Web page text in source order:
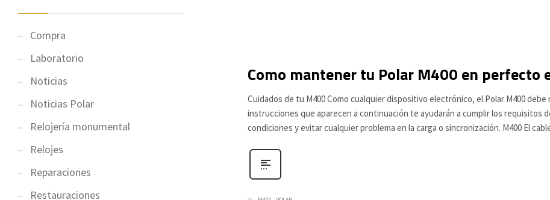
Como mantener tu Polar M400 en perfecto
Cuidados de tu M400 Como cualquier dispositivo electrónico, el Polar M400
instrucciones que aparecen a continuación te ayudarán a cumplir los requisitos
condiciones y evitar cualquier problema en la carga o sincronización. M400 El
Compra
Laboratorio
Noticias
Noticias Polar
Relojería monumental
Relojes
Reparaciones
Restauraciones